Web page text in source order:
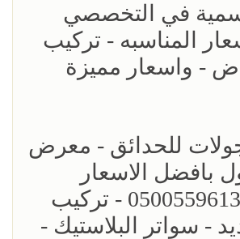
في التخصصي
المناسبه - تركيب
- واسعار مميزة
للحدائق - معرض
بافضل الاسعار
المناسبه - 0500559613 - تركيب
- سواتر البلاستيك -